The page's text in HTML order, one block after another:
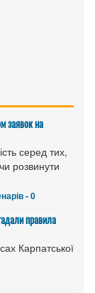
заявок на
серед тих,
розвинути
- 0
правила
Карпатської